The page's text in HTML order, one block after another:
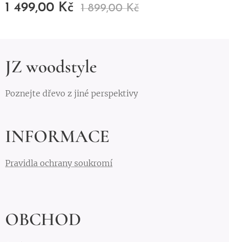
1 499,00 Kč 1 899,00Kč
JZ woodstyle
Poznejte dřevo z jiné perspektivy
INFORMACE
Pravidla ochrany soukromí
OBCHOD